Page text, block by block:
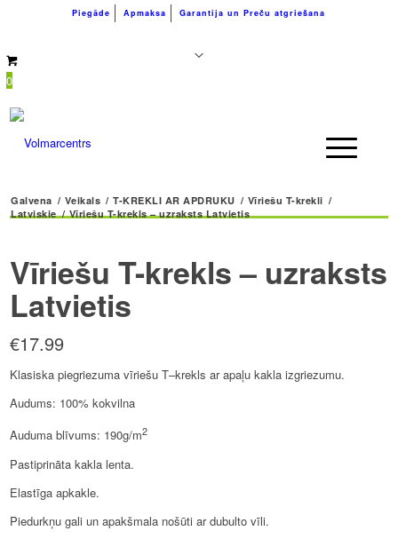
Piegāde Apmaksa Garantija un Preču atgriešana
0
Galvena / Veikals / T-KREKLI AR APDRUKU / Vīriešu T-krekli /
Latviskie / Vīriešu T-krekls – uzraksts Latvietis
Vīriešu T-krekls – uzraksts
Latvietis
€17.99
Klasiska piegriezuma vīriešu T–krekls ar apaļu kakla izgriezumu.
Audums: 100% kokvilna
Auduma blīvums: 190g/m2
Pastiprināta kakla lenta.
Elastīga apkakle.
Piedurkņu gali un apakšmala nošūti ar dubulto vīli.